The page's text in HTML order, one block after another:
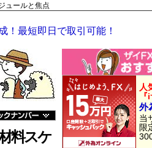
ュールと焦点
！最短即日で取引可能！
料スケ
人
外
当
限